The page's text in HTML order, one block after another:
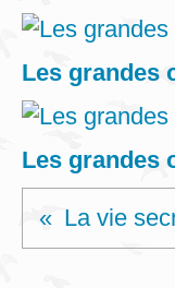
Les grandes
Les grandes